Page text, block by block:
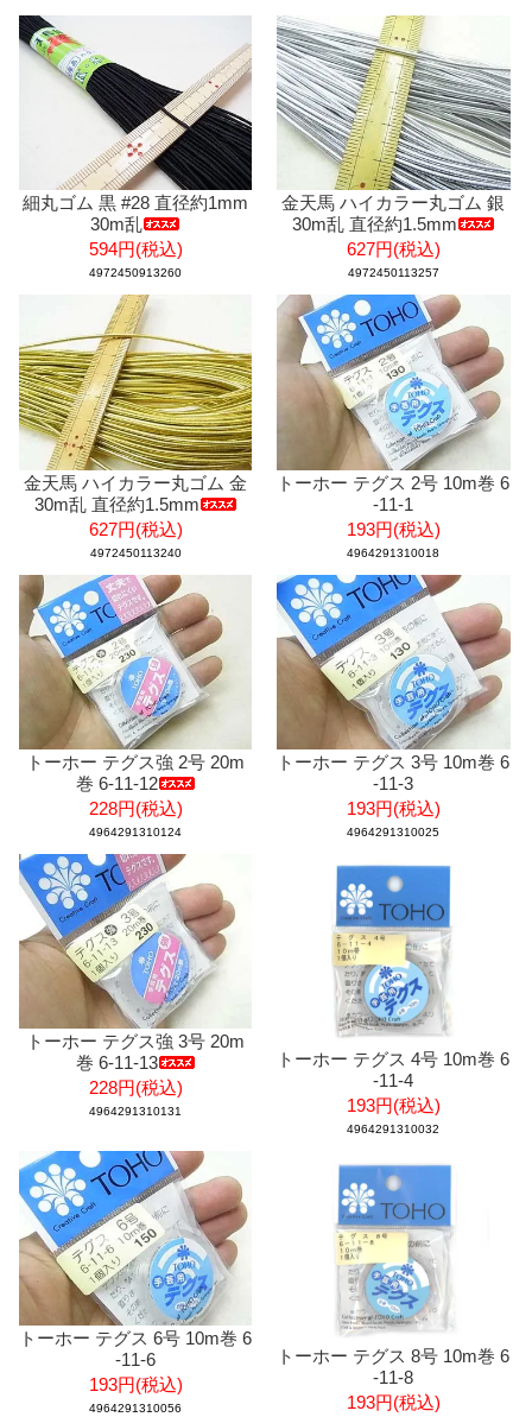
細丸ゴム 黒 #28 直径約1mm
30m乱
594円(税込)
4972450913260
金天馬 ハイカラー丸ゴム 銀
30m乱 直径約1.5mm
627円(税込)
4972450113257
金天馬 ハイカラー丸ゴム 金
30m乱 直径約1.5mm
627円(税込)
4972450113240
トーホー テグス 2号 10m巻 6
-11-1
193円(税込)
4964291310018
トーホー テグス強 2号 20m
巻 6-11-12
228円(税込)
4964291310124
トーホー テグス 3号 10m巻 6
-11-3
193円(税込)
4964291310025
トーホー テグス強 3号 20m
巻 6-11-13
228円(税込)
4964291310131
トーホー テグス 4号 10m巻 6
-11-4
193円(税込)
4964291310032
トーホー テグス 6号 10m巻 6
-11-6
193円(税込)
4964291310056
トーホー テグス 8号 10m巻 6
-11-8
193円(税込)